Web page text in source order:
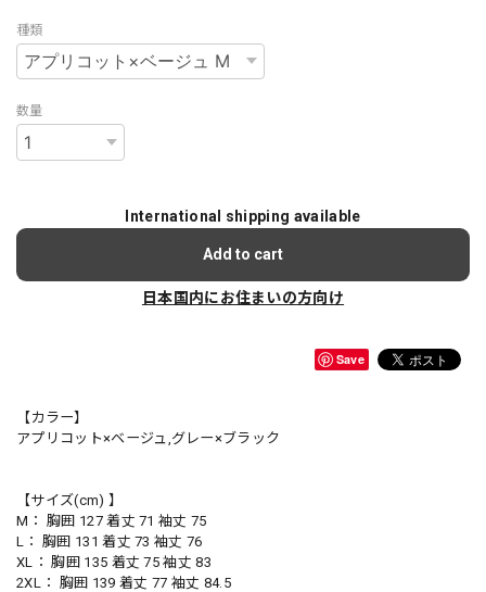
種類
数量
International shipping available
Add to cart
日本国内にお住まいの方向け
Save
【カラー】
アプリコット×ベージュ,グレー×ブラック
【サイズ(cm) 】
M： 胸囲 127 着丈 71 袖丈 75
L： 胸囲 131 着丈 73 袖丈 76
XL： 胸囲 135 着丈 75 袖丈 83
2XL： 胸囲 139 着丈 77 袖丈 84.5